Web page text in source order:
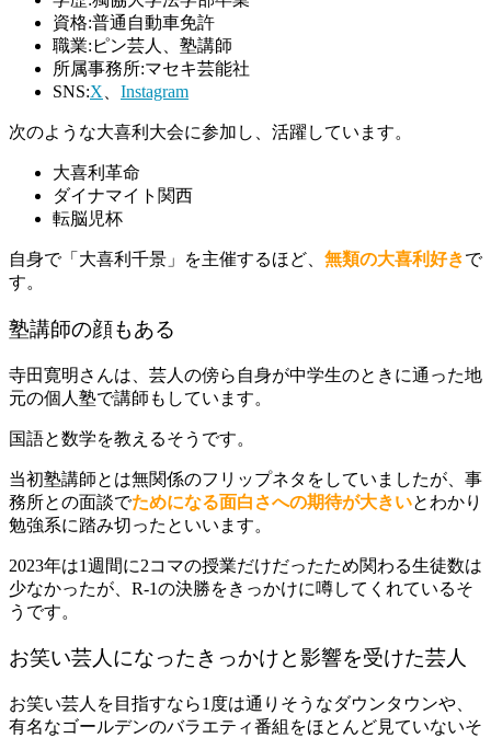
資格:普通自動車免許
職業:ピン芸人、塾講師
所属事務所:マセキ芸能社
SNS:X Instagram
次のような大喜利大会に参加し、活躍しています。
大喜利革命
ダイナマイト関西
転脳児杯
自身で「大喜利千景」を主催するほど、 無類の大喜利好きで
す。
塾講師の顔もある
寺田寛明さんは、芸人の傍ら自身が中学生のときに通った地
元の個人塾で講師もしています。
国語と数学を教えるそうです。
当初塾講師とは無関係のフリップネタをしていましたが、事
務所との面談でためになる面白さへの期待が大きいとわかり
勉強系に踏み切ったといいます。
2023年は1週間に2コマの授業だけだったため関わる生徒数は
少なかったが、R-1の決勝をきっかけに噂してくれているそ
うです。
お笑い芸人になったきっかけと影響を受けた芸人
お笑い芸人を目指すなら1度は通りそうなダウンタウンや、
有名なゴールデンのバラエティ番組をほとんど見ていないそ